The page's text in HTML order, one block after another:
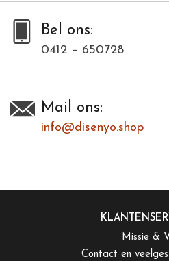
Bel ons:
0412 – 650728
Mail ons:
info@disenyo.shop
Missie &
Contact en